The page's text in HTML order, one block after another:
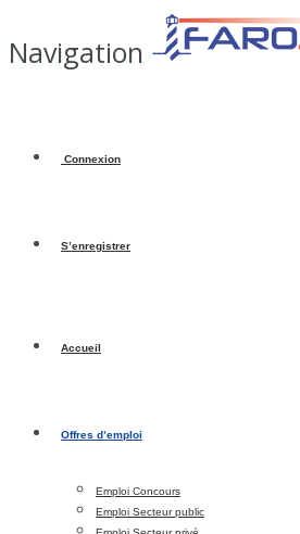
Navigation
Connexion
S’enregistrer
Accueil
Offres d’emploi
Emploi Concours
Emploi Secteur public